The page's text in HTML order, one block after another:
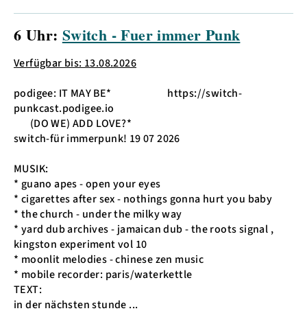
6 Uhr: Switch - Fuer immer Punk
Verfügbar bis: 13.08.2026
podigee: IT MAY BE* https://switch-
punkcast.podigee.io
(DO WE) ADD LOVE?*
switch-für immerpunk! 19 07 2026
MUSIK:
* guano apes - open your eyes
* cigarettes after sex - nothings gonna hurt you baby
* the church - under the milky way
* yard dub archives - jamaican dub - the roots signal ,
kingston experiment vol 10
* moonlit melodies - chinese zen music
* mobile recorder: paris/waterkettle
TEXT:
in der nächsten stunde ...